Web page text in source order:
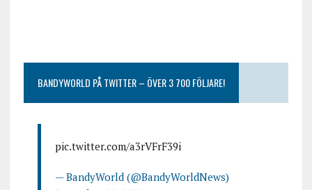
BANDYWORLD PÅ TWITTER – ÖVER 3 700 FÖLJARE!
pic.twitter.com/a3rVFrF39i
— BandyWorld (@BandyWorldNews)